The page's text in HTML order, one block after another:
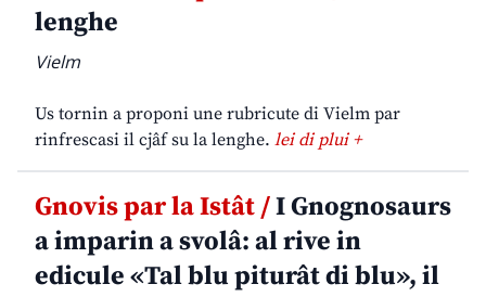
lenghe
Vielm
Us tornin a proponi une rubricute di Vielm par
rinfrescasi il cjâf su la lenghe. lei di plui +
Gnovis par la Istât /I Gnognosaurs
a imparin a svolâ: al rive in
edicule «Tal blu piturât di blu», il